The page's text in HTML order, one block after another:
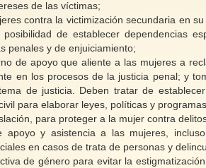
de las víctimas;
contra la victimización secundaria en
de establecer dependencias
penales y de enjuiciamiento;
de apoyo que aliente a las mujeres a
en los procesos de la justicia penal; y
de justicia. Deben tratar de
para elaborar leyes, políticas y
para proteger a la mujer contra
y asistencia a las mujeres,
en casos de trata de personas y
de género para evitar la